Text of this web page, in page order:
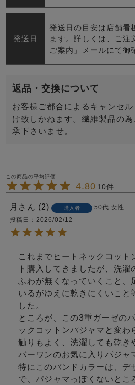
発送日
発送日の目安は店舗看
ます。詳しくは、ご注
ご案内」メールにて御
返品・交換について
お客様ご都合によるキャンセ
け致しかねます。繊維製品の
承下さいませ。
4.80 10
月 2 購入者 50代 女性
投稿日
2026/02/12
これまでヒートネックコット
ト購入してきましたが、洗濯
ふわが無くなっていくこと、
いるがゆえに乾きにくいこと
した。
ところが、この3重ガーゼの
ックコットンパジャマと変わ
触りもよく、洗濯しても乾き
バーワンのお気に入りパジャ
特にこのバンドカラーは、デ
で、パジャマっぽくないとこ